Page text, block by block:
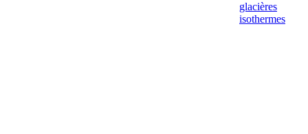
glacières
isothermes